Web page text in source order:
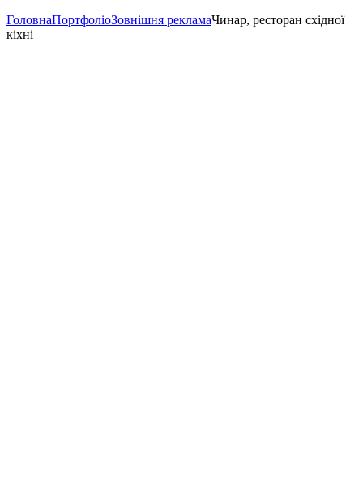
ГоловнаПортфоліоЗовнішня рекламаЧинар, ресторан східної
кіхні